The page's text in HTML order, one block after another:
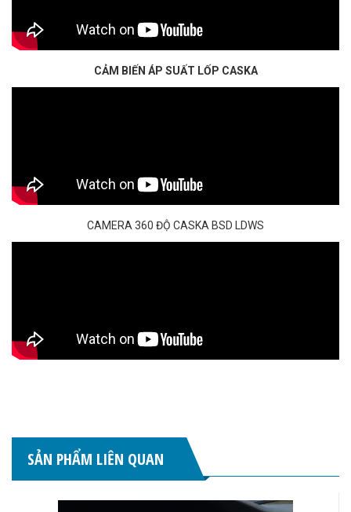
CẢM BIẾN ÁP SUẤT LỐP CASKA
CAMERA 360 ĐỘ CASKA BSD LDWS
SẢN PHẨM LIÊN QUAN